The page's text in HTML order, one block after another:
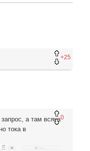
+25
0
а там всяка
тока в